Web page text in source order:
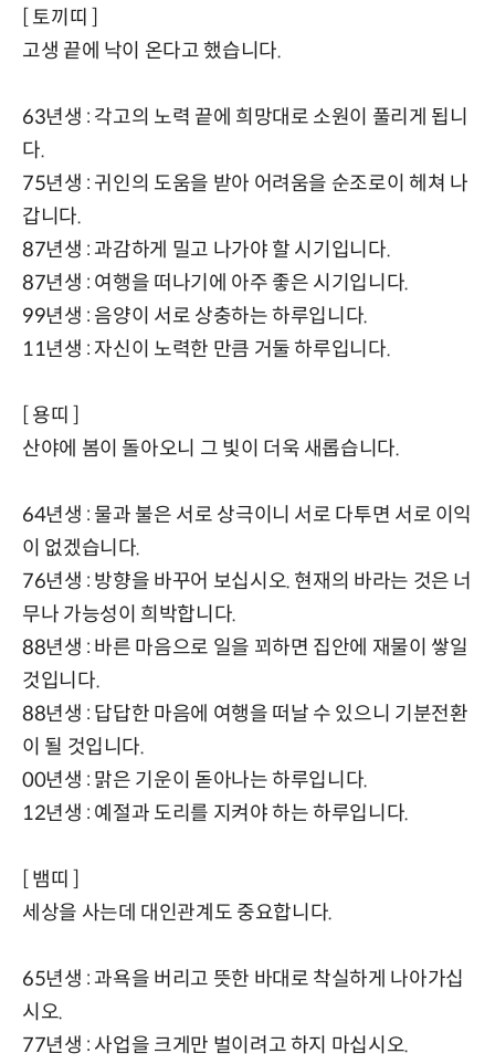
[ 토끼띠 ]
고생 끝에 낙이 온다고 했습니다.
63년생 : 각고의 노력 끝에 희망대로 소원이 풀리게 됩니
다.
75년생 : 귀인의 도움을 받아 어려움을 순조로이 헤쳐 나
갑니다.
87년생 : 과감하게 밀고 나가야 할 시기입니다.
87년생 : 여행을 떠나기에 아주 좋은 시기입니다.
99년생 : 음양이 서로 상충하는 하루입니다.
11년생 : 자신이 노력한 만큼 거둘 하루입니다.
[ 용띠 ]
산야에 봄이 돌아오니 그 빛이 더욱 새롭습니다.
64년생 : 물과 불은 서로 상극이니 서로 다투면 서로 이익
이 없겠습니다.
76년생 : 방향을 바꾸어 보십시오. 현재의 바라는 것은 너
무나 가능성이 희박합니다.
88년생 : 바른 마음으로 일을 꾀하면 집안에 재물이 쌓일
것입니다.
88년생 : 답답한 마음에 여행을 떠날 수 있으니 기분전환
이 될 것입니다.
00년생 : 맑은 기운이 돋아나는 하루입니다.
12년생 : 예절과 도리를 지켜야 하는 하루입니다.
[ 뱀띠 ]
세상을 사는데 대인관계도 중요합니다.
65년생 : 과욕을 버리고 뜻한 바대로 착실하게 나아가십
시오.
77년생 : 사업을 크게만 벌이려고 하지 마십시오.